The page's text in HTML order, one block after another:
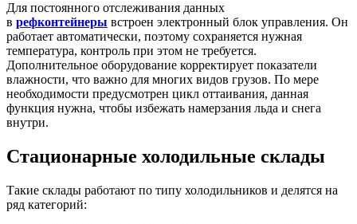
Для постоянного отслеживания данных
в рефконтейнеры встроен электронный блок управления. Он
работает автоматически, поэтому сохраняется нужная
температура, контроль при этом не требуется.
Дополнительное оборудование корректирует показатели
влажности, что важно для многих видов грузов. По мере
необходимости предусмотрен цикл оттаивания, данная
функция нужна, чтобы избежать намерзания льда и снега
внутри.
Стационарные холодильные склады
Такие склады работают по типу холодильников и делятся на
ряд категорий: